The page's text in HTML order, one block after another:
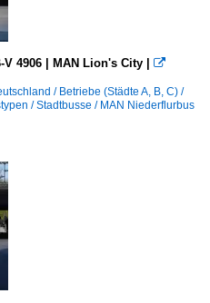
4906 | MAN Lion's City | 
/ Betriebe (Städte A, B, C) /
/ Stadtbusse / MAN Niederflurbus